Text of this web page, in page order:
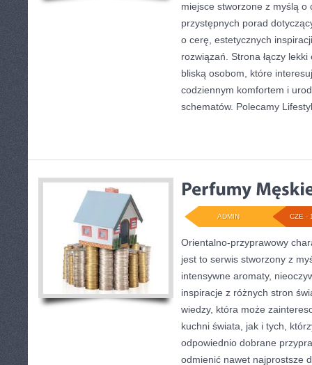
miejsce stworzone z myślą o
przystępnych porad
o cerę, estetycznych
rozwiązań. Strona łączy
bliską osobom, które
codziennym komfortem i
schematów. Polecamy
CZE -
ADMIN
Orientalno-przyprawowy
jest to serwis stworzony z
intensywne aromaty,
inspiracje z różnych stron
wiedzy, która może
kuchni świata, jak i tych,
odpowiednio dobrane
odmienić nawet najprostsze